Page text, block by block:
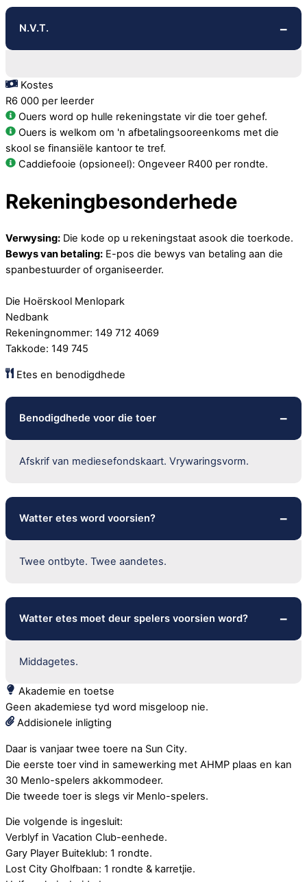
N.V.T.
Kostes
R6 000 per leerder
Ouers word op hulle rekeningstate vir die toer gehef.
Ouers is welkom om 'n afbetalingsooreenkoms met die
skool se finansiële kantoor te tref.
Caddiefooie (opsioneel): Ongeveer R400 per rondte.
Rekeningbesonderhede
Verwysing: Die kode op u rekeningstaat asook die toerkode.
Bewys van betaling: E-pos die bewys van betaling aan die
spanbestuurder of organiseerder.
Die Hoërskool Menlopark
Nedbank
Rekeningnommer: 149 712 4069
Takkode: 149 745
Etes en benodigdhede
Benodigdhede voor die toer
Afskrif van mediesefondskaart. Vrywaringsvorm.
Watter etes word voorsien?
Twee ontbyte. Twee aandetes.
Watter etes moet deur spelers voorsien word?
Middagetes.
Akademie en toetse
Geen akademiese tyd word misgeloop nie.
Addisionele inligting
Daar is vanjaar twee toere na Sun City.
Die eerste toer vind in samewerking met AHMP plaas en kan
30 Menlo-spelers akkommodeer.
Die tweede toer is slegs vir Menlo-spelers.
Die volgende is ingesluit:
Verblyf in Vacation Club-eenhede.
Gary Player Buiteklub: 1 rondte.
Lost City Gholfbaan: 1 rondte & karretjie.